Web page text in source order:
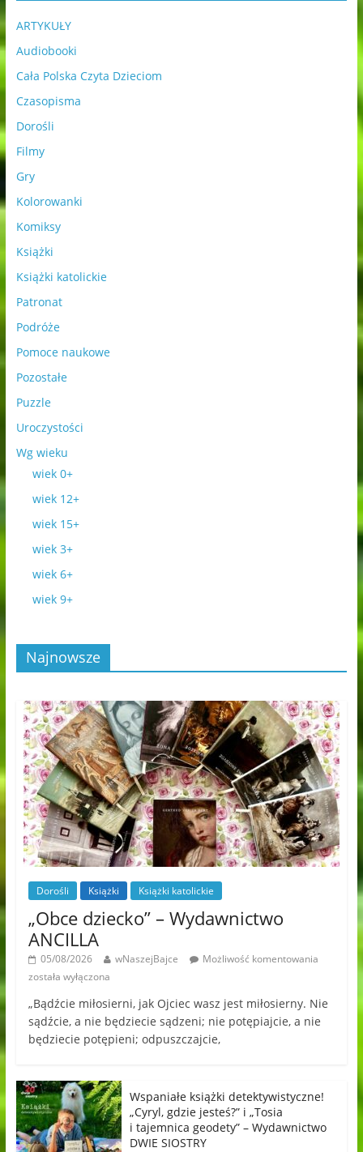
ARTYKUŁY
Audiobooki
Cała Polska Czyta Dzieciom
Czasopisma
Dorośli
Filmy
Gry
Kolorowanki
Komiksy
Książki
Książki katolickie
Patronat
Podróże
Pomoce naukowe
Pozostałe
Puzzle
Uroczystości
Wg wieku
wiek 0+
wiek 12+
wiek 15+
wiek 3+
wiek 6+
wiek 9+
Najnowsze
Dorośli Książki Książki katolickie
„Obce dziecko” – Wydawnictwo
ANCILLA
05/08/2026 wNaszejBajce
Możliwość komentowania
została wyłączona
„Bądźcie miłosierni, jak Ojciec wasz jest miłosierny. Nie
sądźcie, a nie będziecie sądzeni; nie potępiajcie, a nie
będziecie potępieni; odpuszczajcie,
Wspaniałe książki detektywistyczne!
„Cyryl, gdzie jesteś?” i „Tosia
i tajemnica geodety” – Wydawnictwo
DWIE SIOSTRY